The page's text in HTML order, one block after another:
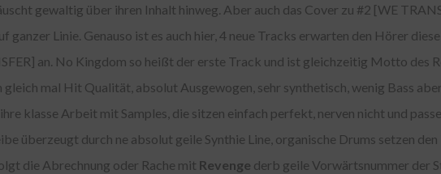
gewaltig über ihren Inhalt hinweg. Aber auch das Cover zu #2 [WE
ganzer Linie. Genauso ist es auch hier, 4 neue Tracks erwarten den Hörer
an. No Kingdom so heißt der erste Track und ist gleichzeitig Motto des
gleich mal Hit Qualität, absolut Ausgewogen, sehr synthetisch, wenig Bass
klasse Arbeit mit Samples, die sitzen einfach perfekt, nerven nicht und
überzeugt durch ne absolut geile Synthie Line, organische Drums setzen
die Abrechnung oder Rache mit Revenge derb geile Vorwärtsnummer der